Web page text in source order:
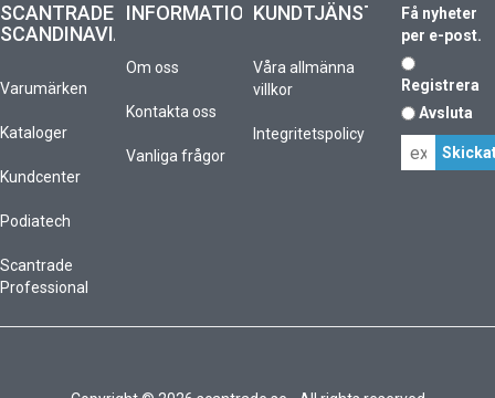
SCANTRADE
SCANDINAVIA
Varumärken
Kataloger
Kundcenter
Podiatech
Scantrade
Professional
INFORMATION
Om oss
Kontakta oss
Vanliga frågor
KUNDTJÄNST
Våra allmänna
villkor
Integritetspolicy
Få nyheter
per e-post.
Registrera
Avsluta